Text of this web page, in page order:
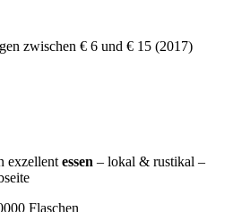
zwischen € 6 und € 15 (2017)
exzellentessen – lokal & rustikal –
Flaschen